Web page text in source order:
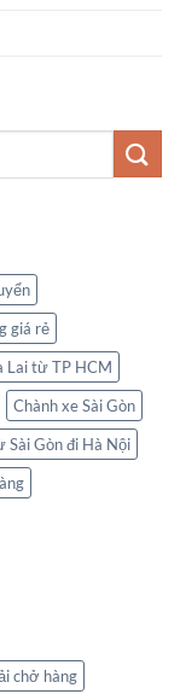
giá rẻ
Lai từ TP HCM
Chành xe Sài Gòn
Sài Gòn đi Hà Nội
chở hàng